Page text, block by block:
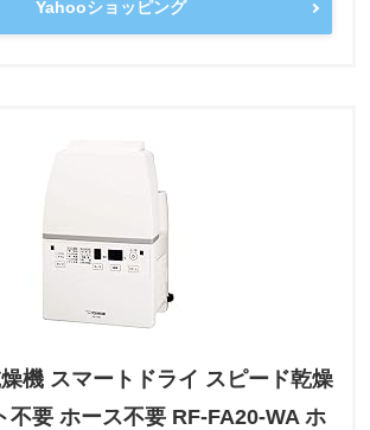
Yahooショッピング
機 スマートドライ スピード乾燥
不要 ホース不要 RF-FA20-WA ホ